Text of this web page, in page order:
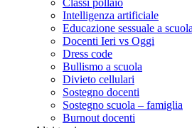
Classi pollaio
Intelligenza artificiale
Educazione sessuale a scuola
Docenti Ieri vs Oggi
Dress code
Bullismo a scuola
Divieto cellulari
Sostegno docenti
Sostegno scuola – famiglia
Burnout docenti